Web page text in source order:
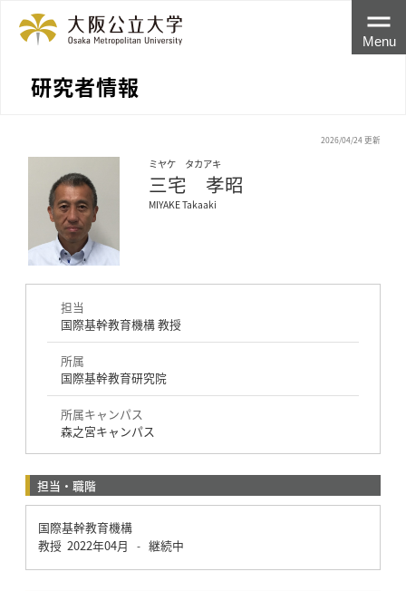
研究者情報
Menu
2026/04/24 更新
ミヤケ タカアキ
三宅 孝昭
MIYAKE Takaaki
担当
国際基幹教育機構 教授
所属
国際基幹教育研究院
所属キャンパス
森之宮キャンパス
担当・職階
国際基幹教育機構
教授 2022年04月 - 継続中